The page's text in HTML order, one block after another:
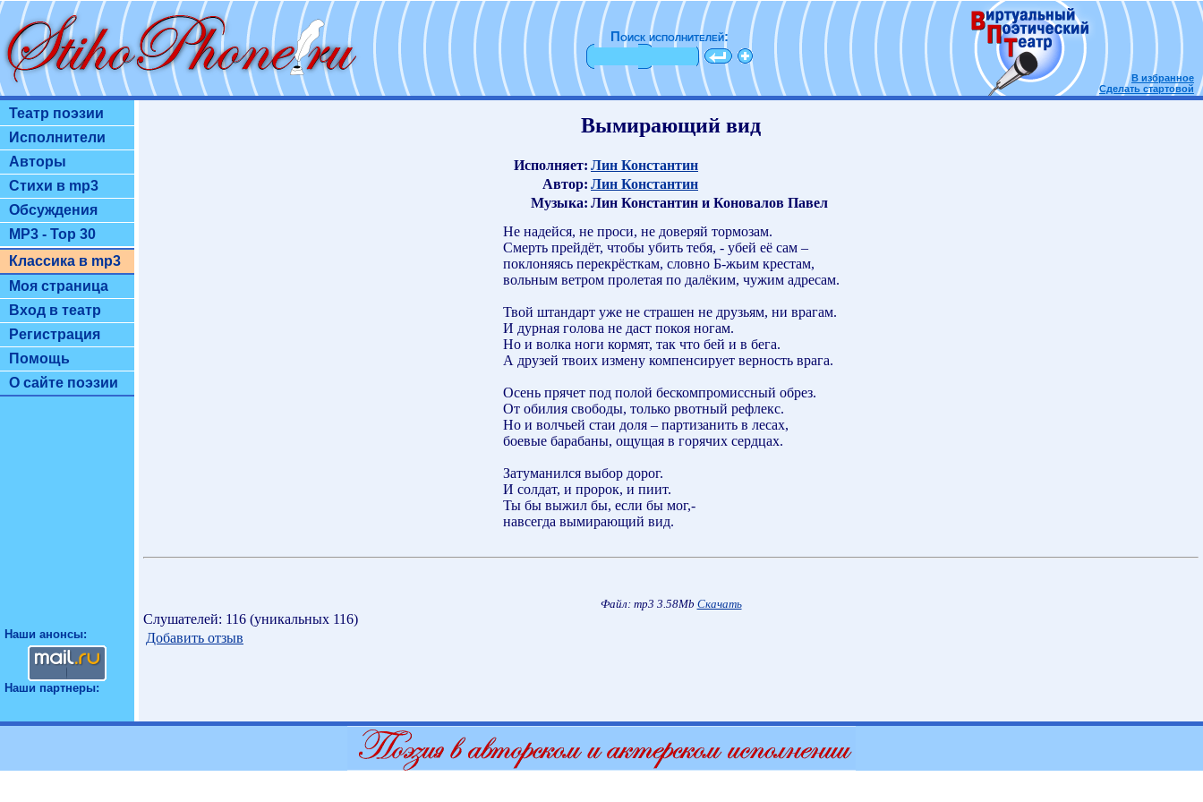
Поиск исполнителей:
В избранное
Сделать стартовой
Театр поэзии
Исполнители
Авторы
Стихи в mp3
Обсуждения
MP3 - Top 30
Классика в mp3
Моя страница
Вход в театр
Регистрация
Помощь
О сайте поэзии
Наши анонсы:
Наши партнеры:
Вымирающий вид
Исполняет: Лин Константин
Автор: Лин Константин
Музыка: Лин Константин и Коновалов Павел
Не надейся, не проси, не доверяй тормозам.
Смерть прейдёт, чтобы убить тебя, - убей её сам –
поклоняясь перекрёсткам, словно Б-жьим крестам,
вольным ветром пролетая по далёким, чужим адресам.
Твой штандарт уже не страшен не друзьям, ни врагам.
И дурная голова не даст покоя ногам.
Но и волка ноги кормят, так что бей и в бега.
А друзей твоих измену компенсирует верность врага.
Осень прячет под полой бескомпромиссный обрез.
От обилия свободы, только рвотный рефлекс.
Но и волчьей стаи доля – партизанить в лесах,
боевые барабаны, ощущая в горячих сердцах.
Затуманился выбор дорог.
И солдат, и пророк, и пиит.
Ты бы выжил бы, если бы мог,-
навсегда вымирающий вид.
Файл: mp3 3.58Mb Скачать
Слушателей: 116 (уникальных 116)
Добавить отзыв